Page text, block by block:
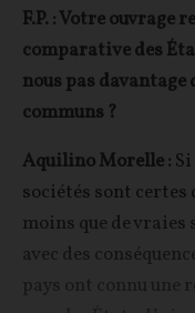
F.P. : Votre ouvrage
comparative des
nous pas davantage
communs ?
Aquilino Morelle :
sociétés sont certes
moins que de
avec des